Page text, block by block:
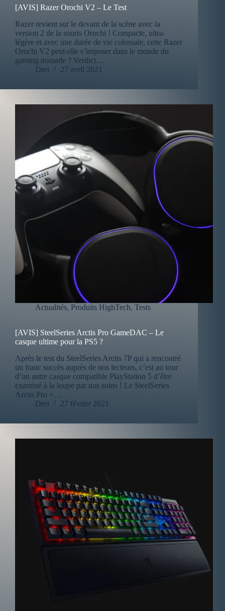
[AVIS] Razer Orochi V2 – Le Test
Razer revient sur le devant de la scène avec la
version 2 de la souris Orochi ! Compacte, ultra-
légère et avec une durée de vie colossale, cette Razer
Orochi V2 peut-elle s’imposer dans le monde du
gaming nomade ? Verdict…
Drei
27 avril 2021
Actualités, Produits HighTech, Tests
[AVIS] SteelSeries Arctis Pro GameDAC – Le
casque ultime pour la PS5 ?
Après le test du SteelSeries Arctis 7P qui a rencontré
un franc succès auprès de nos lecteurs, c’est au tour
d’un autre casque compatible PlayStation 5 d’être
examiné à la loupe par nos soins ! Le SteelSeries
Arctis Pro +…
Drei
27 février 2021